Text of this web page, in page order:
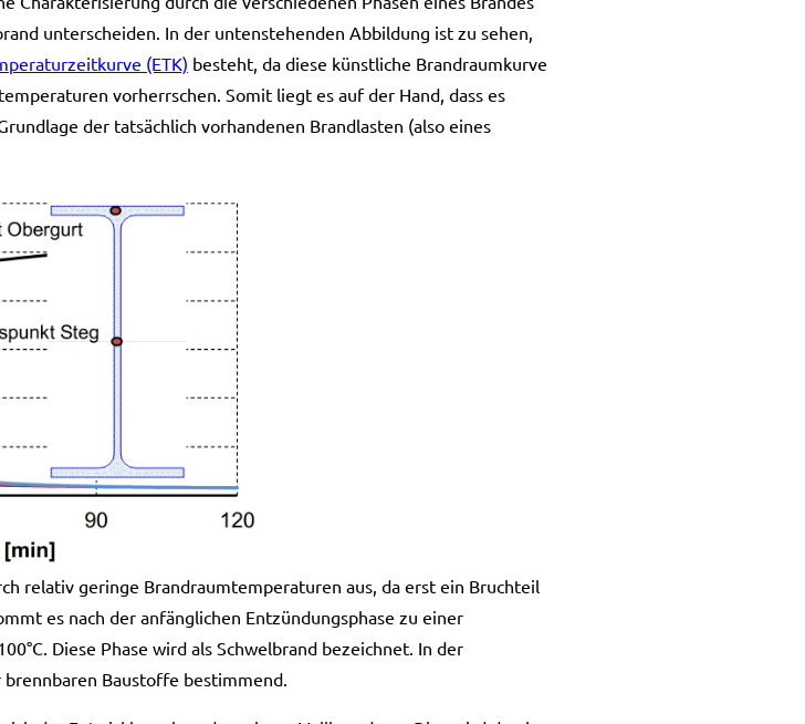
unterscheiden. In der untenstehenden Abbildung ist zu sehen,
(ETK) besteht, da diese künstliche Brandraumkurve
vorherrschen. Somit liegt es auf der Hand, dass es
der tatsächlich vorhandenen Brandlasten (also eines
relativ geringe Brandraumtemperaturen aus, da erst ein Bruchteil
es nach der anfänglichen Entzündungsphase zu einer
Diese Phase wird als Schwelbrand bezeichnet. In der
Baustoffe bestimmend.